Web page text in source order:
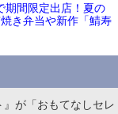
期間限定出店！夏の
き弁当や新作「鯖寿
が「おもてなしセレ